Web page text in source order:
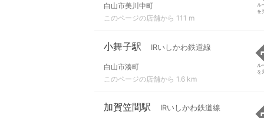
白山市美川中町
このページの店舗から 111 m
ル
を
小舞子駅 IRいしかわ鉄道線
白山市湊町
このページの店舗から 1.6 km
ル
を
加賀笠間駅 IRいしかわ鉄道線